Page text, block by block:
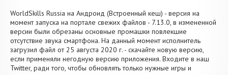
WorldSkills Russia на Андроид (Встроенный кеш) - версия на
момент запуска на портале свежих файлов - 7.13.0, в измененной
версии были обрезаны основные промашки повлекшие
отсутствие звука смартфона. На данный момент исполнитель
загрузил файл от 25 августа 2020 г. - скачайте новую версию,
если применяли негодную версию приложения. Входите в наш
Twitter, ради того, чтобы обновлять только нужные игры и